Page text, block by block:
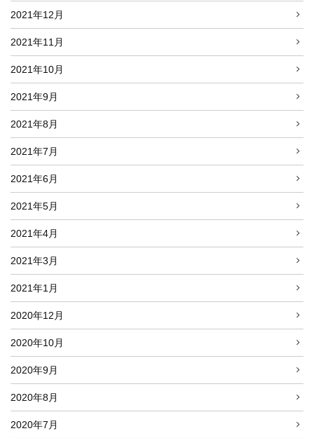
2021年12月
2021年11月
2021年10月
2021年9月
2021年8月
2021年7月
2021年6月
2021年5月
2021年4月
2021年3月
2021年1月
2020年12月
2020年10月
2020年9月
2020年8月
2020年7月